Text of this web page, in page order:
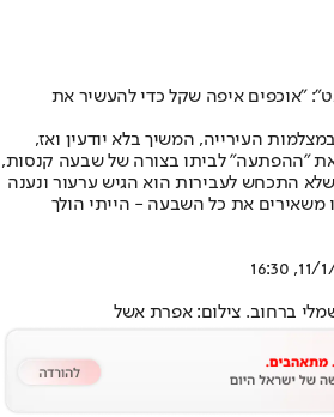
"אוכפים איפה שקל כדי להעשיר את
במצלמות העירייה, המשיך בלא יודעין ואז,
"ההפתעה" לביתו בצורה של שבעה קנסות,
התכחש לעבירות הוא הגיש ערעור ונענה
משאירים את כל השבעה - הייתי הולך
11/1/
ברחוב. צילום: אפרת אשל